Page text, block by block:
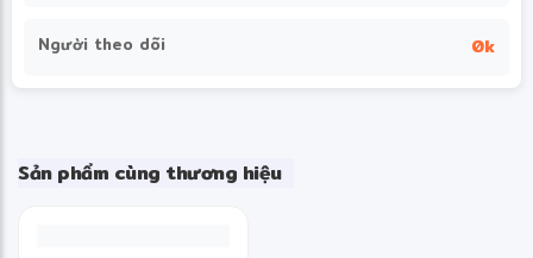
Người theo dõi 0k
Sản phẩm cùng thương hiệu